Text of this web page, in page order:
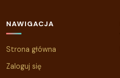
NAWIGACJA
Strona główna
Zaloguj się